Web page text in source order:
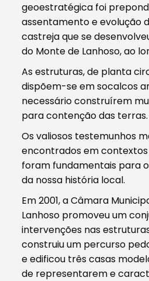
geoestratégica foi
assentamento e evolução
castreja que se
do Monte de Lanhoso, ao
As estruturas, de planta
dispõem-se em socalcos
necessário construírem
para contenção das terras.
Os valiosos testemunhos
encontrados em
foram fundamentais para
da nossa história local.
Em 2001, a Câmara
Lanhoso promoveu um
intervenções nas
construiu um percurso
e edificou três casas
de representarem e